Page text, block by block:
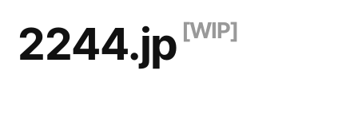
2244.jp